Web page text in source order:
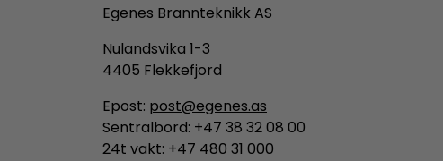
Egenes Brannteknikk AS
Nulandsvika 1-3
4405 Flekkefjord
Epost: post@egenes.as
Sentralbord: +47 38 32 08 00
24t vakt: +47 480 31 000